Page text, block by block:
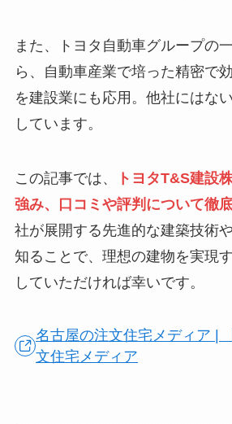
また、トヨタ自動車グループの
ら、自動車産業で培った精密で
を建設業にも応用。他社にはな
しています。
この記事では、
トヨタT&S建設
強み、口コミや評判について徹
社が展開する先進的な建築技術
知ることで、理想の建物を実現
していただければ幸いです。
名古屋の注文住宅メディア |
文住宅メディア